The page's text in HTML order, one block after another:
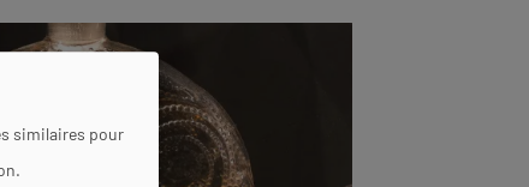
similaires pour